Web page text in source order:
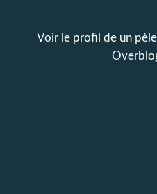
Voir le profil de un